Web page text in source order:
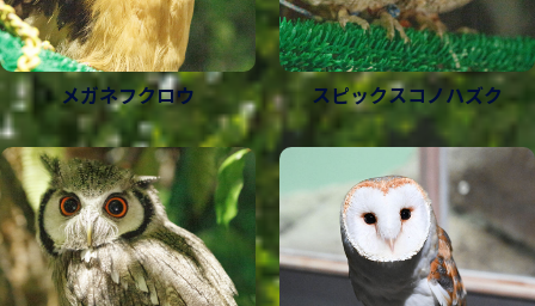
特徴
フクロウにしては珍しく見た目で雌雄の判別がつく。
雄の成鳥は全身が白く、雌の成鳥は全身に黒い横斑を
持つ。白夜がある北極圏で暮らすため昼行性であり、
主に小型の哺乳類を食性とする。
飼育スタッフより
特徴
アメリカフクロウの顔はくすんだ色をしている。眼は
褐色であり、眼のまわりは暗色でふちどられている。
クチバシは黄色い。胸には水平にまだら模様が入っ
て、腹部には縦に縞模様が入る。脚と足はカギヅメの
ところまで羽毛で覆われている。
飼育スタッフより
鳥類・その他
分類 フクロウ目フクロウ科
分布
？
オオカラフクロウ
学名Strix leptogrammica ×Strix nebulosa
英名Brown wood owl×Great Grey Owl
鳥類・その他
分類 フクロウ目フクロウ科
分布
ヨーロッパ、北アフリカ、アジア(一部の地域)
モリフクロウ
学名Strix aluco
英名Tawny Owl
メガネフクロウ スピックスコノハズク